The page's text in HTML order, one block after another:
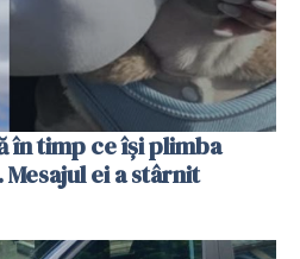
în timp ce își plimba
ei a stârnit